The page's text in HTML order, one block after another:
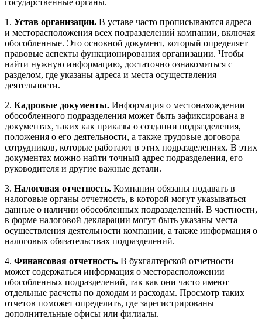
государственные органы.
1. Устав организации. В уставе часто прописываются адреса
и месторасположения всех подразделений компании, включая
обособленные. Это основной документ, который определяет
правовые аспекты функционирования организации. Чтобы
найти нужную информацию, достаточно ознакомиться с
разделом, где указаны адреса и места осуществления
деятельности.
2. Кадровые документы. Информация о местонахождении
обособленного подразделения может быть зафиксирована в
документах, таких как приказы о создании подразделения,
положения о его деятельности, а также трудовые договора
сотрудников, которые работают в этих подразделениях. В этих
документах можно найти точный адрес подразделения, его
руководителя и другие важные детали.
3. Налоговая отчетность. Компании обязаны подавать в
налоговые органы отчетность, в которой могут указываться
данные о наличии обособленных подразделений. В частности,
в форме налоговой декларации могут быть указаны места
осуществления деятельности компании, а также информация о
налоговых обязательствах подразделений.
4. Финансовая отчетность. В бухгалтерской отчетности
может содержаться информация о месторасположении
обособленных подразделений, так как они часто имеют
отдельные расчеты по доходам и расходам. Просмотр таких
отчетов поможет определить, где зарегистрированы
дополнительные офисы или филиалы.